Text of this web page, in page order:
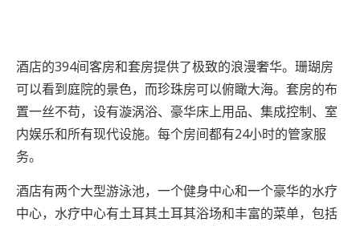
酒店的394间客房和套房提供了极致的浪漫奢华。珊瑚房
可以看到庭院的景色，而珍珠房可以俯瞰大海。套房的布
置一丝不苟，设有漩涡浴、豪华床上用品、集成控制、室
内娱乐和所有现代设施。每个房间都有24小时的管家服
务。
酒店有两个大型游泳池，一个健身中心和一个豪华的水疗
中心，水疗中心有土耳其土耳其浴场和丰富的菜单，包括